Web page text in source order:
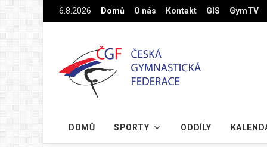
Na hlavní obsah6.8.2026 Domů O nás Kontakt GIS GymTV
DOMŮ SPORTY ODDÍLY